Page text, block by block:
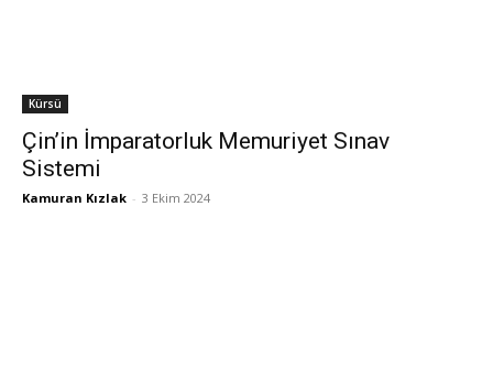
Kürsü
Çin’in İmparatorluk Memuriyet Sınav
Sistemi
Kamuran Kızlak - 3 Ekim 2024